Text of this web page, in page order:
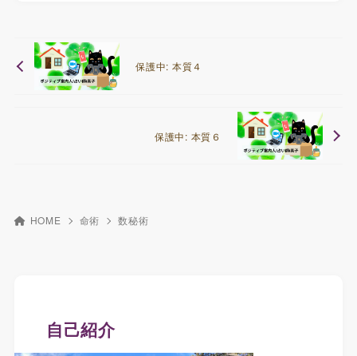
保護中: 本質４
保護中: 本質６
HOME 命術 数秘術
自己紹介